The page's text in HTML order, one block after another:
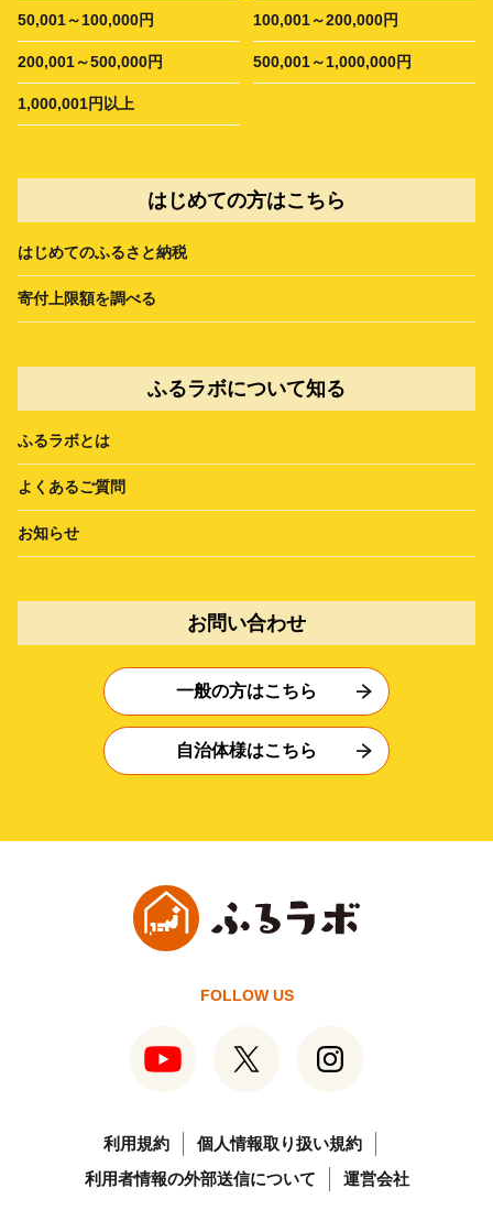
50,001～100,000円 100,001～200,000円
200,001～500,000円 500,001～1,000,000円
1,000,001円以上
はじめての方はこちら
はじめてのふるさと納税
寄付上限額を調べる
ふるラボについて知る
ふるラボとは
よくあるご質問
お知らせ
お問い合わせ
一般の方はこちら
自治体様はこちら
FOLLOW US
利用規約
個人情報取り扱い規約
利用者情報の外部送信について
運営会社